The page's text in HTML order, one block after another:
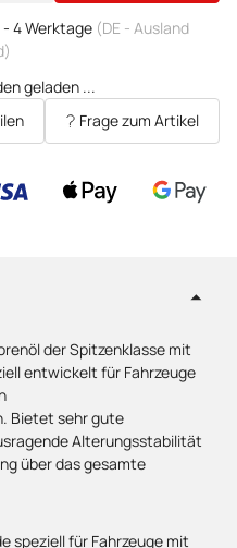
- 4 Werktage (DE - Ausland
geladen ...
Frage zum Artikel
der Spitzenklasse mit
entwickelt für Fahrzeuge
Bietet sehr gute
Alterungsstabilität
über das gesamte
speziell für Fahrzeuge mit